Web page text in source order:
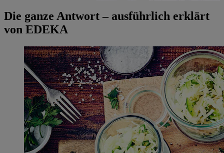
Die ganze Antwort – ausführlich erklärt
von EDEKA